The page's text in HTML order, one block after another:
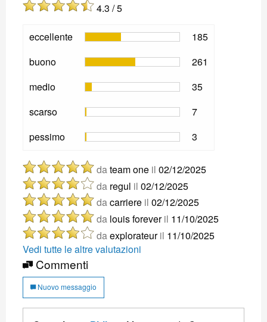
4.3 / 5
eccellente
185
buono
261
medio
35
scarso
7
pessimo
3
dateam one il 02/12/2025
da regul il 02/12/2025
dacarriere il 02/12/2025
da louis foreveril 11/10/2025
da explorateuril 11/10/2025
Vedi tutte le altre valutazioni
Commenti
Nuovo messaggio